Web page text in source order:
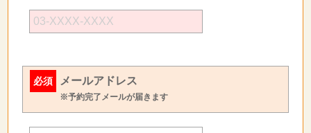
必須 メールアドレス
※予約完了メールが届きます